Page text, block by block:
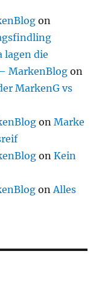
on
lagen die
MarkenBlogon
MarkenG vs
onMarke
onKein
onAlles